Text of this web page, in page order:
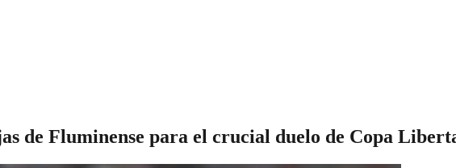
de Fluminense para el crucial duelo de Copa